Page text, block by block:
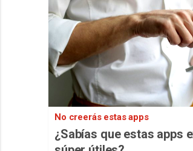
No creerás estas apps
¿Sabías que estas apps